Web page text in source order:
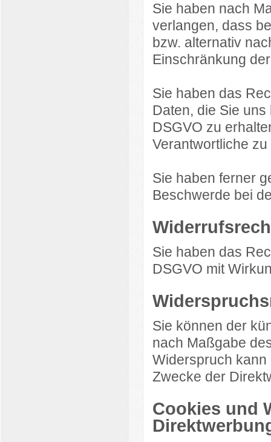
Sie haben nach
verlangen, dass
bzw. alternativ
Einschränkung
Sie haben das
Daten, die Sie
DSGVO zu
Verantwortliche
Sie haben ferner
Beschwerde bei
Sie haben das
DSGVO mit
Sie können der
nach Maßgabe
Widerspruch
Zwecke der
Cookies und